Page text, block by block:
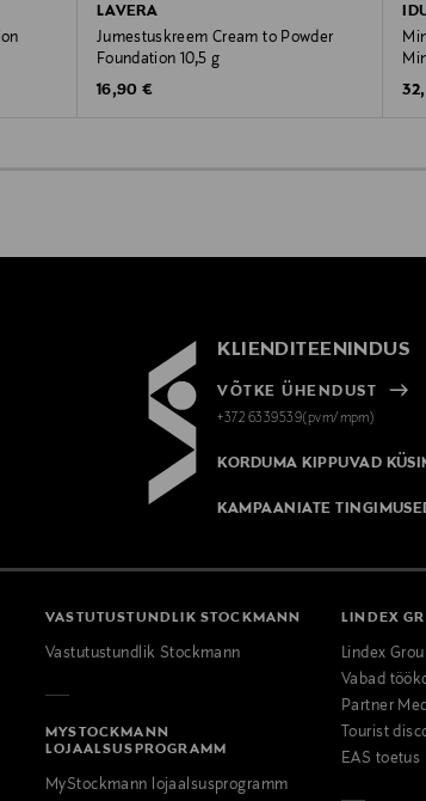
LAVERA
Jumestuskreem Cream to Powder
Foundation 10,5 g
Original Price
16,90 €
KLIENDITEENINDUS
VÕTKE ÜHENDUST
+372 6339539(pvm/mpm)
KORDUMA KIPPUVAD
KAMPAANIATE
VASTUTUSTUNDLIK STOCKMANN
Vastutustundlik Stockmann
MYSTOCKMANN
LOJAALSUSPROGRAMM
MyStockmann lojaalsusprogramm
LINDEX
Lindex
Vabad
Partner
Tourist
EAS toetus